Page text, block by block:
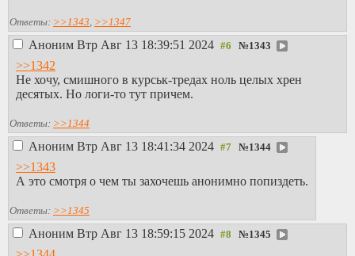
Ответы: >>1343, >>1347
Аноним Втр Авг 13 18:39:51 2024 №1343
>>1342
Не хочу, смишного в курськ-тредах ноль целых хрен
десятых. Но логи-то тут причем.
Ответы: >>1344
Аноним Втр Авг 13 18:41:34 2024 №1344
>>1343
А это смотря о чем ты захочешь анонимно попиздеть.
Ответы: >>1345
Аноним Втр Авг 13 18:59:15 2024 №1345